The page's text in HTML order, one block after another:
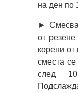
на ден по
►
от
корени от
сместа
след